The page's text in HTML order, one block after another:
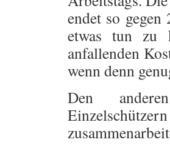
endet so
etwas tun zu
anfallenden
wenn denn
Den